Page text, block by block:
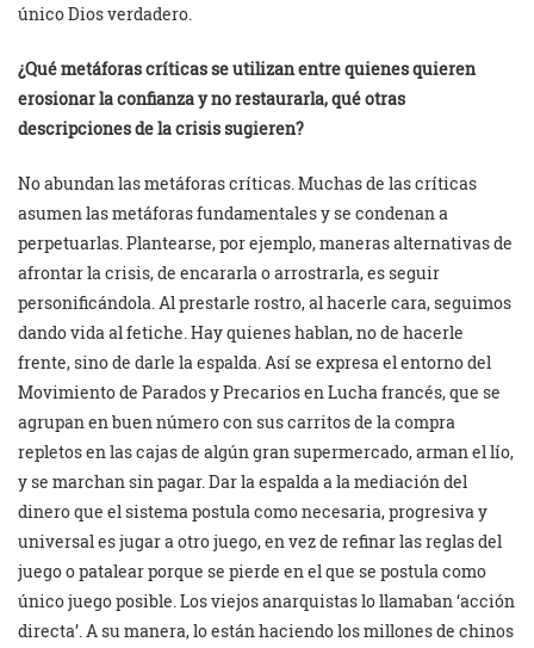
único Dios verdadero.
¿Qué metáforas críticas se utilizan entre quienes quieren
erosionar la confianza y no restaurarla, qué otras
descripciones de la crisis sugieren?
No abundan las metáforas críticas. Muchas de las críticas
asumen las metáforas fundamentales y se condenan a
perpetuarlas. Plantearse, por ejemplo, maneras alternativas de
afrontar la crisis, de encararla o arrostrarla, es seguir
personificándola. Al prestarle rostro, al hacerle cara, seguimos
dando vida al fetiche. Hay quienes hablan, no de hacerle
frente, sino de darle la espalda. Así se expresa el entorno del
Movimiento de Parados y Precarios en Lucha francés, que se
agrupan en buen número con sus carritos de la compra
repletos en las cajas de algún gran supermercado, arman el lío,
y se marchan sin pagar. Dar la espalda a la mediación del
dinero que el sistema postula como necesaria, progresiva y
universal es jugar a otro juego, en vez de refinar las reglas del
juego o patalear porque se pierde en el que se postula como
único juego posible. Los viejos anarquistas lo llamaban ‘acción
directa’. A su manera, lo están haciendo los millones de chinos